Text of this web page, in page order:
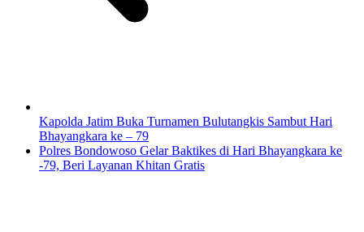
Kapolda Jatim Buka Turnamen Bulutangkis Sambut Hari
Bhayangkara ke – 79
Polres Bondowoso Gelar Baktikes di Hari Bhayangkara ke
-79, Beri Layanan Khitan Gratis